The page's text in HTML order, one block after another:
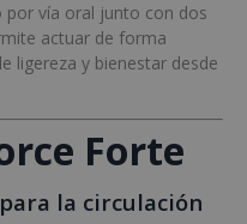
vía oral junto con dos
actuar de forma
ligereza y bienestar desde
Forte
la circulación